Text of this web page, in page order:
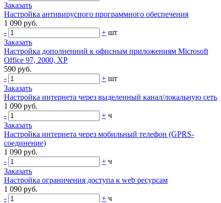
Заказать
Настройка антивирусного программного обеспечения
1 090 руб.
-
+ шт
Заказать
Настройка дополнениий к офисным приложениям Microsoft
Office 97, 2000, XP
590 руб.
-
+ шт
Заказать
Настройка интернета через выделенный канал/локальную сеть
1 090 руб.
-
+ ч
Заказать
Настройка интернета через мобильный телефон (GPRS-
соединение)
1 090 руб.
-
+ ч
Заказать
Настройка ограничения доступа к web ресурсам
1 090 руб.
-
+ ч